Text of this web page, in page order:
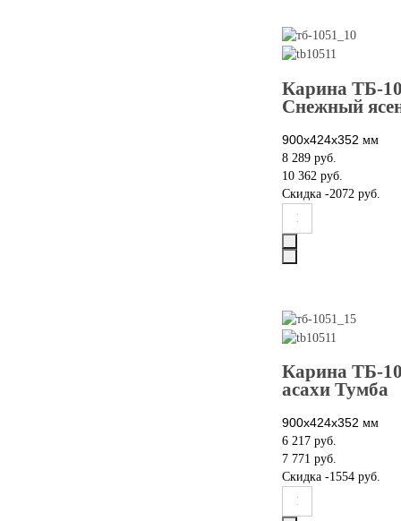
Карина ТБ-
Снежный
900х424х352 мм
8 289 руб.
10 362 руб.
Скидка -2072 руб.
Карина ТБ-
асахи Тумба
900х424х352 мм
6 217 руб.
7 771 руб.
Скидка -1554 руб.